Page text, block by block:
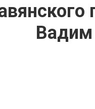
Вадим